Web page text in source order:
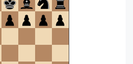
te
openen.